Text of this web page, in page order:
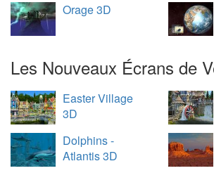
Orage 3D
Les Nouveaux Écrans de
Easter Village
3D
Dolphins -
Atlantis 3D